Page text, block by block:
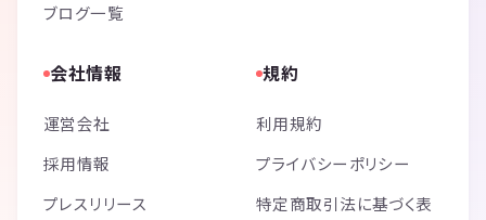
ブログ一覧
会社情報
運営会社
採用情報
プレスリリース
規約
利用規約
プライバシーポリシー
特定商取引法に基づく表